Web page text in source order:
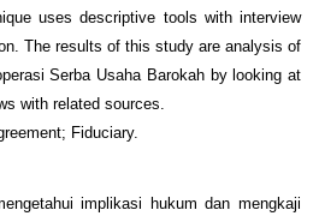
uses descriptive tools with interview
The results of this study are analysis of
Serba Usaha Barokah by looking at
with related sources.
Fiduciary.
implikasi hukum dan mengkaji